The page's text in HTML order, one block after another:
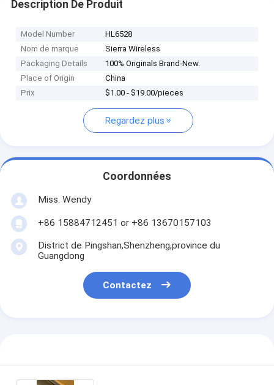
Description De Produit
Model Number
HL6528
Nom de marque
Sierra Wireless
Packaging Details
100% Originals Brand-New.
Place of Origin
China
Prix
$1.00 - $19.00/pieces
Regardez plus
Coordonnées
Miss. Wendy
+86 15884712451 or +86 13670157103
District de Pingshan,Shenzheng,province du
Guangdong
Contactez